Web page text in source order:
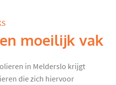
moeilijk vak
in Melderslo krijgt
die zich hiervoor